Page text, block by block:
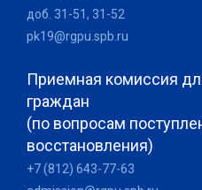
доб. 31-51, 31-52
pk19@rgpu.spb.ru
Приемная комиссия
граждан
(по вопросам
восстановления)
+7 (812) 643-77-63